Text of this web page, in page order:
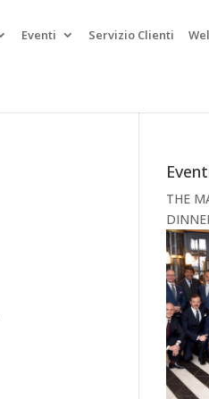
Eventi Servizio Clienti
THE